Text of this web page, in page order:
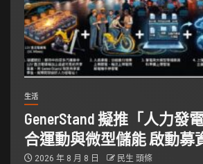
生活
GenerStand 擬推「人力發
合運動與微型儲能 啟動募
2026 年 8 月 8 日 民生 頭條